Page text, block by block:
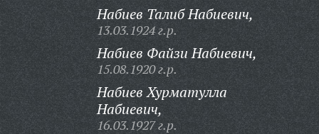
Набиев Талиб Набиевич,
13.03.1924 г.р.
Набиев Файзи Набиевич,
15.08.1920 г.р.
Набиев Хурматулла
Набиевич,
16.03.1927 г.р.